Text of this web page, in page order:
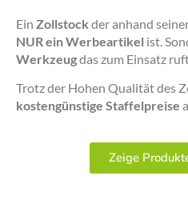
Ein Zollstock der anhand
NUR ein Werbeartikel ist.
Werkzeugdas zum Einsatz
Trotz der Hohen Qualität des
kostengünstige Staffelpreise
Zeige